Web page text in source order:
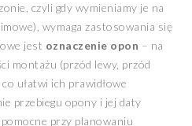
czyli gdy wymieniamy je na
wymaga zastosowania się
jest oznaczenie opon – na
montażu (przód lewy, przód
ułatwi ich prawidłowe
przebiegu opony i jej daty
przy planowaniu